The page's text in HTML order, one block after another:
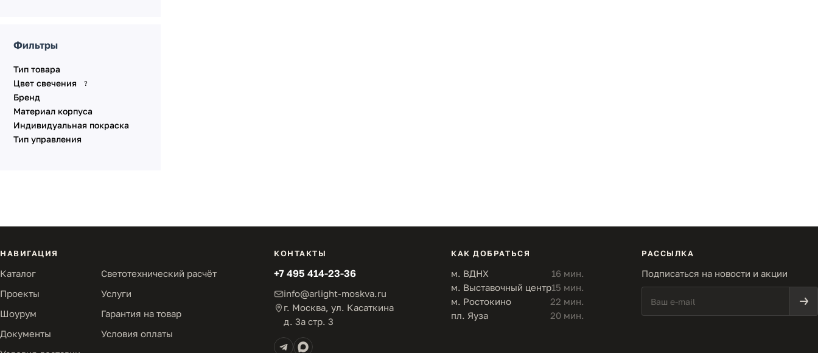
Фильтры
Тип товара
Цвет свечения
?
Бренд
Материал корпуса
Индивидуальная покраска
Тип управления
НАВИГАЦИЯ
Каталог
Светотехнический расчёт
Проекты
Услуги
Шоурум
Гарантия на товар
Документы
Условия оплаты
КОНТАКТЫ
+7 495 414-23-36
info@arlight-moskva.ru
г. Москва, ул. Касаткина
д. 3а стр. 3
КАК ДОБРАТЬСЯ
м. ВДНХ
16 мин.
м. Выставочный центр15 мин.
м. Ростокино
22 мин.
пл. Яуза
20 мин.
РАССЫЛКА
Подписаться на новости и акции